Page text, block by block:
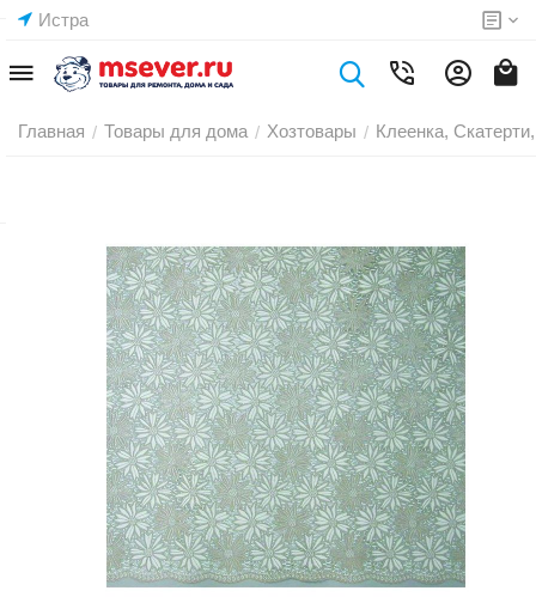
Истра
Главная / Товары для дома / Хозтовары / Клеенка,